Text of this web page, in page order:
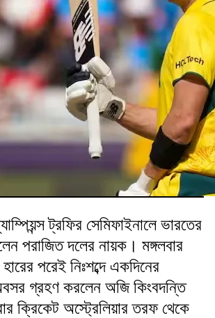
ট্রফির সেমিফাইনালে ভারতের
পরাজিত দলের নায়ক। মঙ্গলবার
পরেই নিঃশব্দে একদিনের
গ্রহণ করলেন অজি কিংবদন্তি
ক্রিকেট অস্ট্রেলিয়ার তরফ থেকে